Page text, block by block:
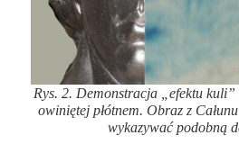
Rys. 2. Demonstracja „efektu
owiniętej płótnem. Obraz z
wykazywać podobną